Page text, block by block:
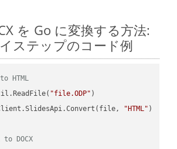
を Go に変換する方法:
ステップのコード例
HTML
"file.ODP" )
"HTML" )
to DOCX